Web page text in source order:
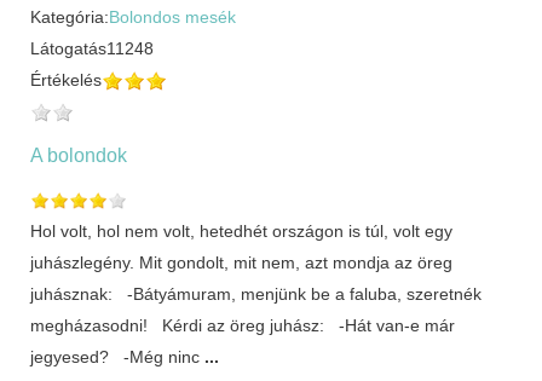
Kategória:Bolondos mesék
Látogatás11248
Értékelés
A bolondok
Hol volt, hol nem volt, hetedhét országon is túl, volt egy
juhászlegény. Mit gondolt, mit nem, azt mondja az öreg
juhásznak: -Bátyámuram, menjünk be a faluba, szeretnék
megházasodni! Kérdi az öreg juhász: -Hát van-e már
jegyesed? -Még ninc ...